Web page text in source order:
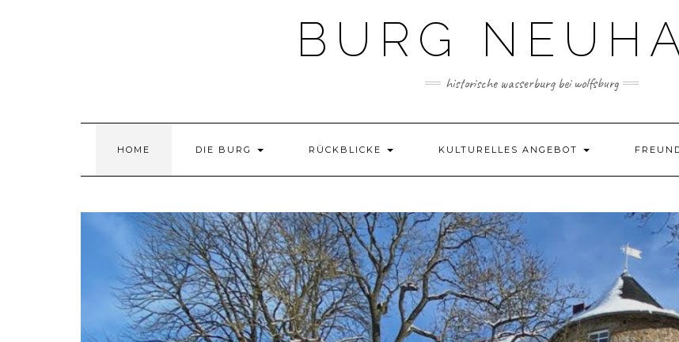
BURG
historische wasserburg bei wolfsburg
HOME DIE BURG RÜCKBLICKE KULTURELLES ANGEBOT